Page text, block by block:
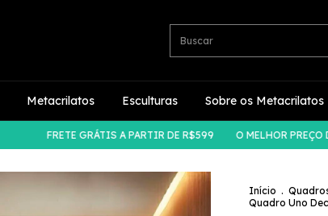
Metacrilatos Esculturas Sobre os Metacrilatos
FRETE GRÁTIS A PARTIR DE R$599 O MELHOR PREÇO DO
Início .
Quadro Uno